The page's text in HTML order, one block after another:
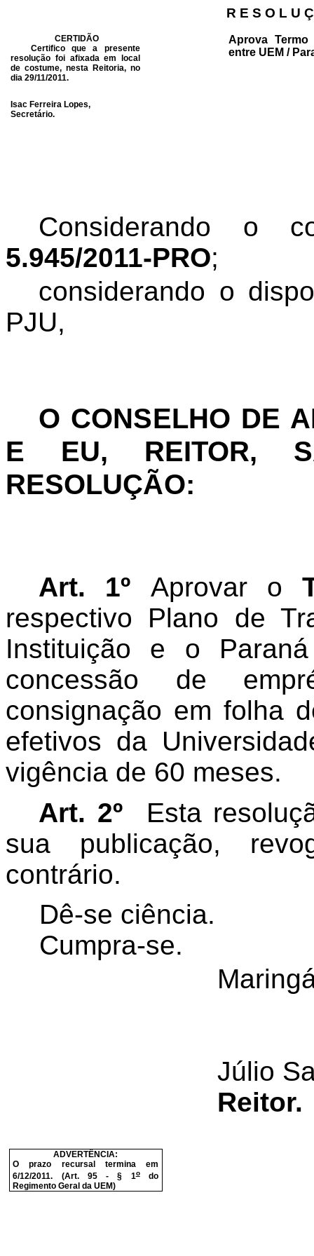
R E S O L U
CERTIDÃO
Certifico que a presente
resolução foi afixada em local
de costume, nesta Reitoria, no
dia 29/11/2011.
Isac Ferreira Lopes,
Secretário.
Aprova
entre UEM /
Considerando o
5.945/2011-PRO;
considerando o
PJU,
O CONSELHO DE
E EU, REITOR,
RESOLUÇÃO:
Art. 1º Aprovar o
respectivo Plano de
Instituição e o
concessão de
consignação em folha
efetivos da
vigência de 60 meses.
Art. 2º Esta
sua publicação,
contrário.
Dê-se ciência.
Cumpra-se.
Júlio
Reitor.
ADVERTÊNCIA:
O prazo recursal termina em
6/12/2011. (Art. 95 - § 1odo
Regimento Geral da UEM)